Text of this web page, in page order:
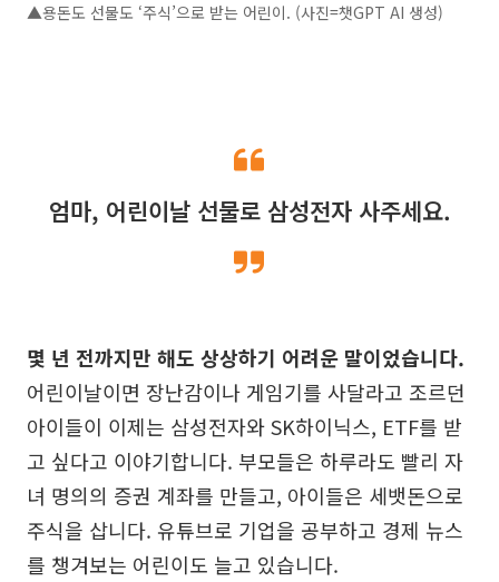
▲용돈도 선물도 ‘주식’으로 받는 어린이. (사진=챗GPT AI 생성)
엄마, 어린이날 선물로 삼성전자 사주세요.
몇 년 전까지만 해도 상상하기 어려운 말이었습니다.
어린이날이면 장난감이나 게임기를 사달라고 조르던
아이들이 이제는 삼성전자와 SK하이닉스, ETF를 받
고 싶다고 이야기합니다. 부모들은 하루라도 빨리 자
녀 명의의 증권 계좌를 만들고, 아이들은 세뱃돈으로
주식을 삽니다. 유튜브로 기업을 공부하고 경제 뉴스
를 챙겨보는 어린이도 늘고 있습니다.